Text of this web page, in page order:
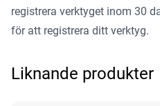
registrera verktyget inom 30
för att registrera ditt verktyg.
Liknande produkter